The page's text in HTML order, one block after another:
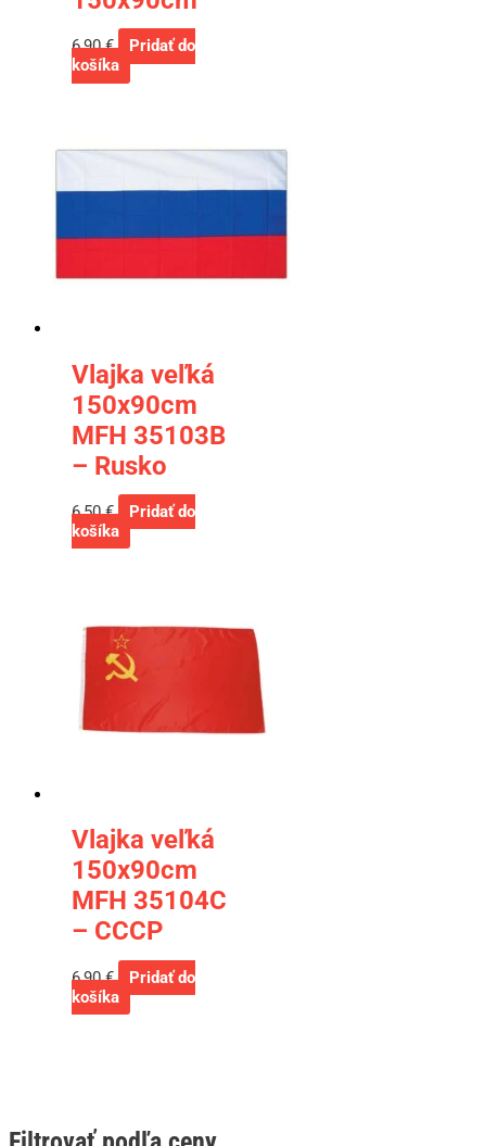
6,90€
Pridať do
košíka
Vlajka veľká
150x90cm
MFH 35103B
– Rusko
6,50€
Pridať do
košíka
Vlajka veľká
150x90cm
MFH 35104C
– CCCP
6,90€
Pridať do
košíka